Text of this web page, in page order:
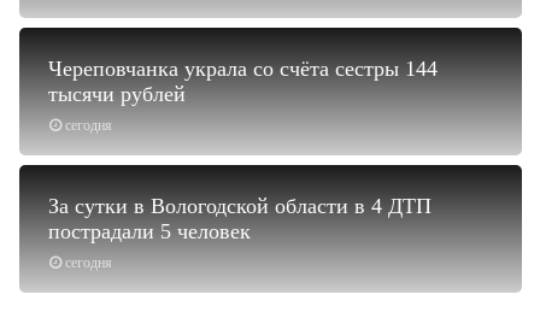
сегодня
Череповчанка украла со счёта сестры 144
тысячи рублей
сегодня
За сутки в Вологодской области в 4 ДТП
пострадали 5 человек